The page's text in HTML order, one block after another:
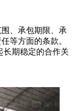
、承包期限、承
等方面的条款。
长期稳定的合作关